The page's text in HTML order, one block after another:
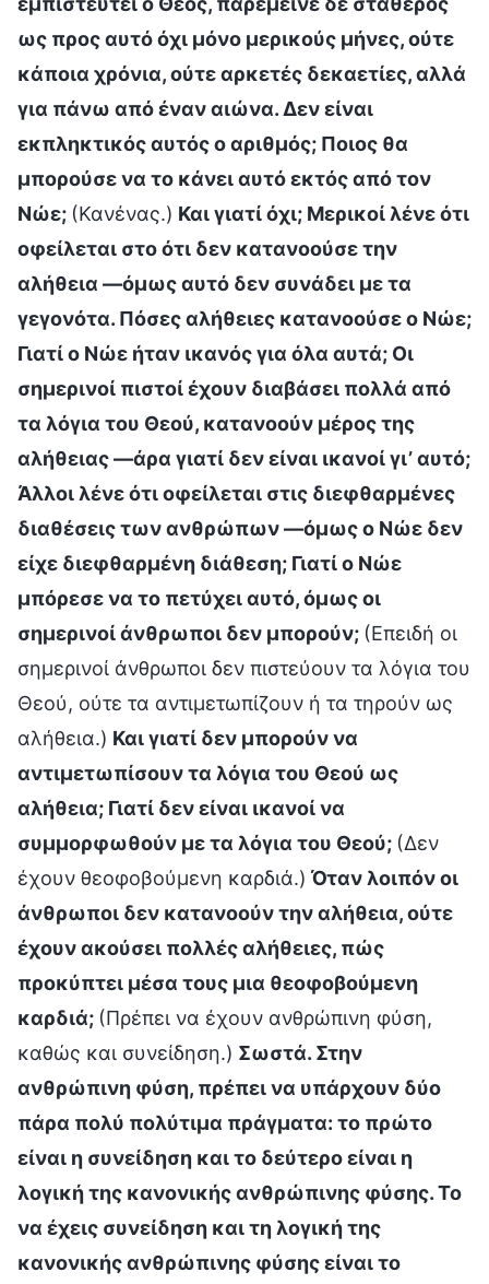
ως προς αυτό όχι μόνο μερικούς μήνες, ούτε
κάποια χρόνια, ούτε αρκετές δεκαετίες, αλλά
για πάνω από έναν αιώνα. Δεν είναι
εκπληκτικός αυτός ο αριθμός; Ποιος θα
μπορούσε να το κάνει αυτό εκτός από τον
Νώε; (Κανένας.) Και γιατί όχι; Μερικοί λένε ότι
οφείλεται στο ότι δεν κατανοούσε την
αλήθεια —όμως αυτό δεν συνάδει με τα
γεγονότα. Πόσες αλήθειες κατανοούσε ο Νώε;
Γιατί ο Νώε ήταν ικανός για όλα αυτά; Οι
σημερινοί πιστοί έχουν διαβάσει πολλά από
τα λόγια του Θεού, κατανοούν μέρος της
αλήθειας —άρα γιατί δεν είναι ικανοί γι’ αυτό;
Άλλοι λένε ότι οφείλεται στις διεφθαρμένες
διαθέσεις των ανθρώπων —όμως ο Νώε δεν
είχε διεφθαρμένη διάθεση; Γιατί ο Νώε
μπόρεσε να το πετύχει αυτό, όμως οι
σημερινοί άνθρωποι δεν μπορούν; (Επειδή οι
σημερινοί άνθρωποι δεν πιστεύουν τα λόγια του
Θεού, ούτε τα αντιμετωπίζουν ή τα τηρούν ως
αλήθεια.) Και γιατί δεν μπορούν να
αντιμετωπίσουν τα λόγια του Θεού ως
αλήθεια; Γιατί δεν είναι ικανοί να
συμμορφωθούν με τα λόγια του Θεού; (Δεν
έχουν θεοφοβούμενη καρδιά.) Όταν λοιπόν οι
άνθρωποι δεν κατανοούν την αλήθεια, ούτε
έχουν ακούσει πολλές αλήθειες, πώς
προκύπτει μέσα τους μια θεοφοβούμενη
καρδιά; (Πρέπει να έχουν ανθρώπινη φύση,
καθώς και συνείδηση.) Σωστά. Στην
ανθρώπινη φύση, πρέπει να υπάρχουν δύο
πάρα πολύ πολύτιμα πράγματα: το πρώτο
είναι η συνείδηση και το δεύτερο είναι η
λογική της κανονικής ανθρώπινης φύσης. Το
να έχεις συνείδηση και τη λογική της
κανονικής ανθρώπινης φύσης είναι το